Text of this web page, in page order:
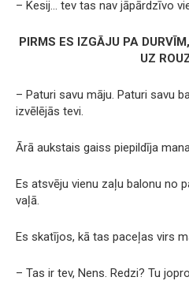
– Kesij… tev tas nav jāpārdzīvo
PIRMS ES IZGĀJU PA
UZ
– Paturi savu māju. Paturi savu
izvēlējās tevi.
Ārā aukstais gaiss piepildīja
Es atsvēju vienu zaļu balonu no
vaļā.
Es skatījos, kā tas paceļas virs
– Tas ir tev, Nens. Redzi? Tu